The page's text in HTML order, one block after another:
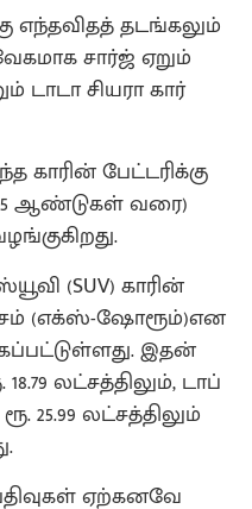
தடங்கலும்
சார்ஜ் ஏறும்
டாடா சியரா கார்
காரின் பேட்டரிக்கு
ஆண்டுகள் வரை)
(SUV) காரின்
(எக்ஸ்-ஷோரூம்)என
இதன்
லட்சத்திலும், டாப்
25.99 லட்சத்திலும்
ஏற்கனவே